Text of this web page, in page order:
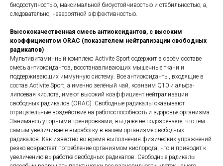
биодоступностью, максимальной биоустойчивостью и стабильностью, а,
следовательно, невероятной эффективностью.
Высококачественная смесь антиоксидантов, с высоким
коэффициентом ORAC (показателем нейтрализации свободных
радикалов)
Мультивитаминный комплекс Activite Sport содержит в своём составе
смесь антиоксидантов, восстанавливающих мышечные ткани и
поддерживающих иммунную систему. Все антиоксиданты, входящие в
состав Activite Sport, а именно зелёный чай, коэнзим Q10 и альфа-
липоевая кислота, имеют высокий коэффициент нейтрализации
свободных радикалов (ORAC). Свободные радикалы оказывают
отрицательные воздействие на работоспособность и здоровье организма.
Занимаясь упорными тренировками, вы даже не подозреваете, что тем
самым увеличиваете выработку в вашем организме свободных
радикалов. Как известно во время выполнения физических упражнений
резко возрастает потребление организмом кислорода, что и приводит к
увеличению выработке свободных радикалов. Свободные радикалы